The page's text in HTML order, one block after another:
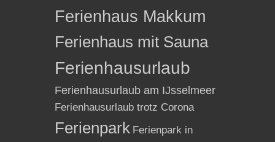
Ferienhaus Makkum
Ferienhaus mit Sauna
Ferienhausurlaub
Ferienhausurlaub am IJsselmeer
Ferienhausurlaub trotz Corona
Ferienpark Ferienpark in